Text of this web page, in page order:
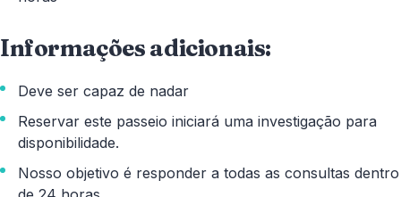
Informações adicionais:
Deve ser capaz de nadar
Reservar este passeio iniciará uma investigação para
disponibilidade.
Nosso objetivo é responder a todas as consultas dentro